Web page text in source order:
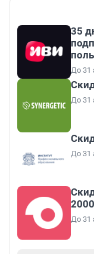
35
До 31
До 31
До 31
До 31